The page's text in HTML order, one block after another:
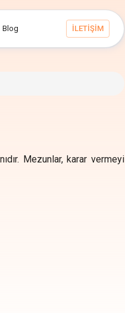
Blog İLETİŞİM
Mezunlar, karar vermeyi